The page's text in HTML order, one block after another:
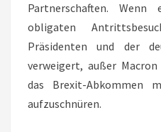
Partnerschaften.
obligaten
Präsidenten und der
verweigert, außer
das Brexit-Abkommen
aufzuschnüren.